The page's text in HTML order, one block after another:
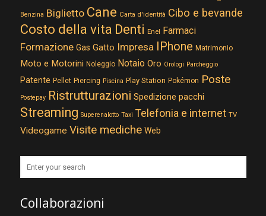
Benzina Biglietto Cane Carta d'identità Cibo e bevande
Costo della vita Denti Enel Farmaci
Formazione Gas Gatto Impresa IPhone Matrimonio
Moto e Motorini Noleggio Notaio Oro Orologi Parcheggio
Patente Pellet Piercing Piscina Play Station Pokémon Poste
Postepay Ristrutturazioni Spedizione pacchi
Streaming Superenalotto Taxi Telefonia e internet TV
Videogame Visite mediche Web
Collaborazioni